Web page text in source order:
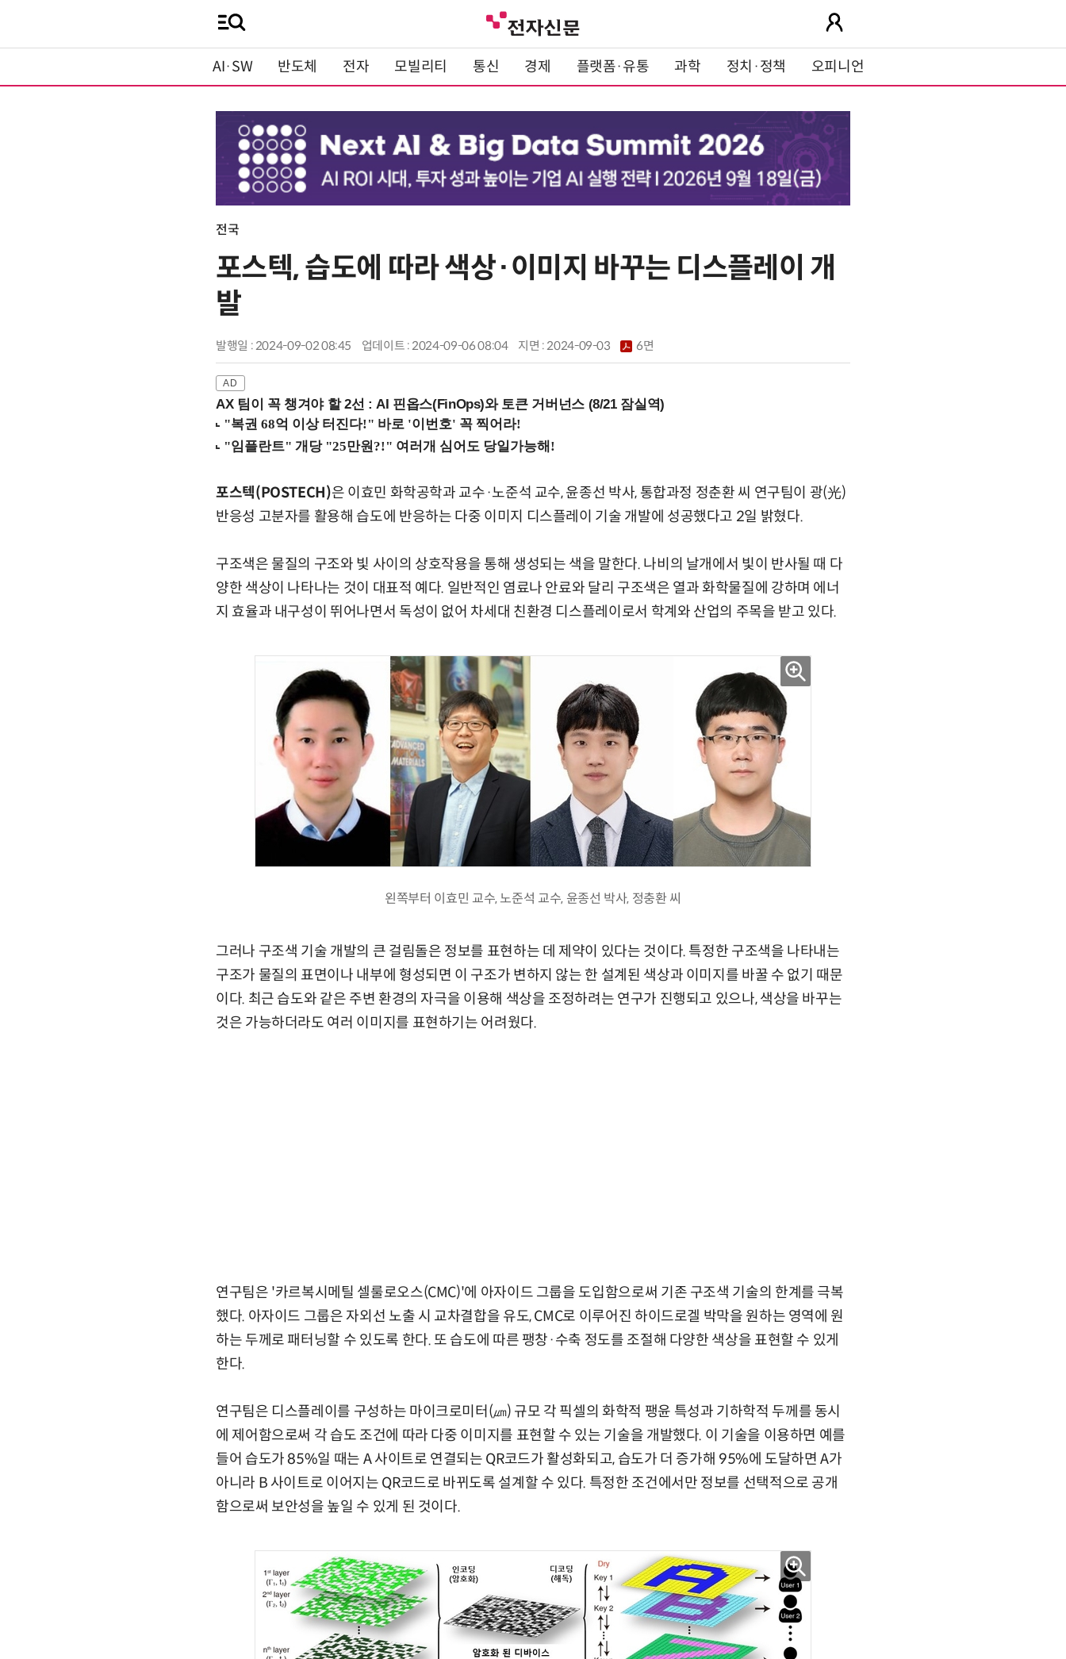
AI·SW 반도체 전자 모빌리티 통신 경제 플랫폼·유통 과학 정치·정책 오피니언
전국
포스텍, 습도에 따라 색상·이미지 바꾸는 디스플레이 개
발
발행일 : 2024-09-02 08:45 업데이트 : 2024-09-06 08:04 지면 :2024-09-03 6면
AX 팀이 꼭 챙겨야 할 2선 : AI 핀옵스(FinOps)와 토큰 거버넌스 (8/21 잠실역)
포스텍(POSTECH)은 이효민 화학공학과 교수·노준석 교수, 윤종선 박사, 통합과정 정춘환 씨 연구팀이 광(光)
반응성 고분자를 활용해 습도에 반응하는 다중 이미지 디스플레이 기술 개발에 성공했다고 2일 밝혔다.
구조색은 물질의 구조와 빛 사이의 상호작용을 통해 생성되는 색을 말한다. 나비의 날개에서 빛이 반사될 때 다
양한 색상이 나타나는 것이 대표적 예다. 일반적인 염료나 안료와 달리 구조색은 열과 화학물질에 강하며 에너
지 효율과 내구성이 뛰어나면서 독성이 없어 차세대 친환경 디스플레이로서 학계와 산업의 주목을 받고 있다.
왼쪽부터 이효민 교수, 노준석 교수, 윤종선 박사, 정충환 씨
그러나 구조색 기술 개발의 큰 걸림돌은 정보를 표현하는 데 제약이 있다는 것이다. 특정한 구조색을 나타내는
구조가 물질의 표면이나 내부에 형성되면 이 구조가 변하지 않는 한 설계된 색상과 이미지를 바꿀 수 없기 때문
이다. 최근 습도와 같은 주변 환경의 자극을 이용해 색상을 조정하려는 연구가 진행되고 있으나, 색상을 바꾸는
것은 가능하더라도 여러 이미지를 표현하기는 어려웠다.
연구팀은 '카르복시메틸 셀룰로오스(CMC)'에 아자이드 그룹을 도입함으로써 기존 구조색 기술의 한계를 극복
했다. 아자이드 그룹은 자외선 노출 시 교차결합을 유도, CMC로 이루어진 하이드로겔 박막을 원하는 영역에 원
하는 두께로 패터닝할 수 있도록 한다. 또 습도에 따른 팽창·수축 정도를 조절해 다양한 색상을 표현할 수 있게
한다.
연구팀은 디스플레이를 구성하는 마이크로미터(㎛) 규모 각 픽셀의 화학적 팽윤 특성과 기하학적 두께를 동시
에 제어함으로써 각 습도 조건에 따라 다중 이미지를 표현할 수 있는 기술을 개발했다. 이 기술을 이용하면 예를
들어 습도가 85%일 때는 A 사이트로 연결되는 QR코드가 활성화되고, 습도가 더 증가해 95%에 도달하면 A가
아니라 B 사이트로 이어지는 QR코드로 바뀌도록 설계할 수 있다. 특정한 조건에서만 정보를 선택적으로 공개
함으로써 보안성을 높일 수 있게 된 것이다.